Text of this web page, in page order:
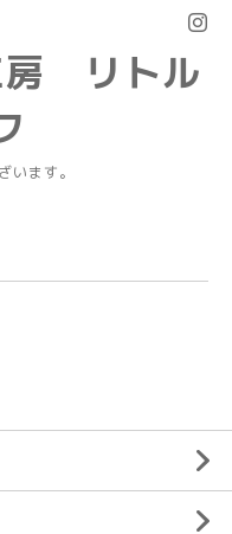
房 リトル
います。